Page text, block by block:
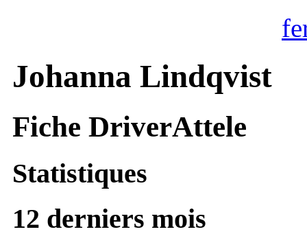
Johanna Lindqvist
Fiche DriverAttele
Statistiques
12 derniers mois